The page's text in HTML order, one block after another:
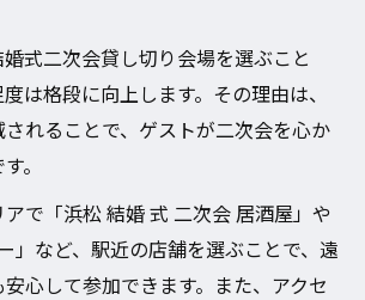
式二次会貸し切り会場を選ぶこと
は格段に向上します。その理由は、
れることで、ゲストが二次会を心か
。
で「浜松 結婚 式 二次会 居酒屋」や
」など、駅近の店舗を選ぶことで、遠
心して参加できます。また、アクセ